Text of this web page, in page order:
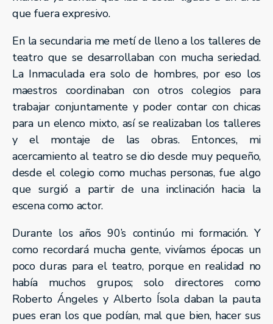
que fuera expresivo.
En la secundaria me metí de lleno a los talleres de
teatro que se desarrollaban con mucha seriedad.
La Inmaculada era solo de hombres, por eso los
maestros coordinaban con otros colegios para
trabajar conjuntamente y poder contar con chicas
para un elenco mixto, así se realizaban los talleres
y el montaje de las obras. Entonces, mi
acercamiento al teatro se dio desde muy pequeño,
desde el colegio como muchas personas, fue algo
que surgió a partir de una inclinación hacia la
escena como actor.
Durante los años 90’s continúo mi formación. Y
como recordará mucha gente, vivíamos épocas un
poco duras para el teatro, porque en realidad no
había muchos grupos; solo directores como
Roberto Ángeles y Alberto Ísola daban la pauta
pues eran los que podían, mal que bien, hacer sus